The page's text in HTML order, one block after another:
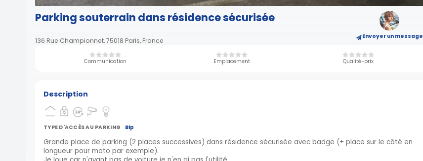
Parking souterrain dans résidence sécurisée
136 Rue Championnet, 75018 Paris, France Envoyer un message
Communication Emplacement Qualité-prix
Description
TYPE D'ACCÈS AU PARKING Bip
Grande place de parking (2 places successives) dans résidence sécurisée avec badge (+ place sur le côté en
longueur pour moto par exemple).